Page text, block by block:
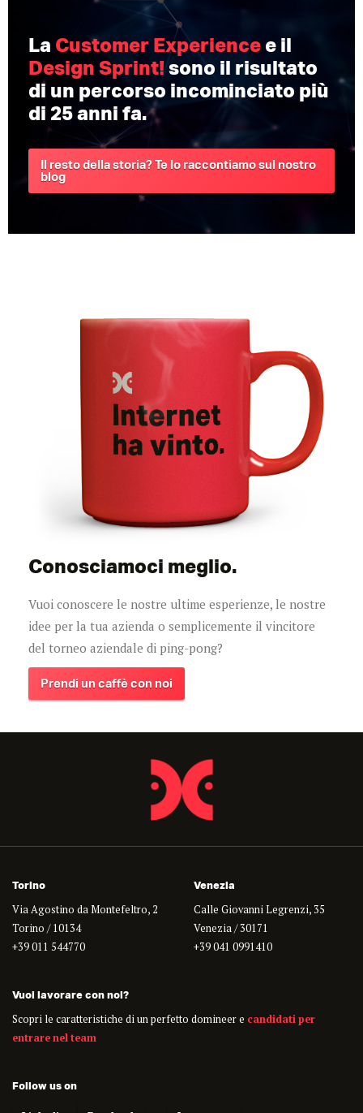
La Customer Experience e il
Design Sprint! sono il risultato
di un percorso incominciato più
di 25 anni fa.
Il resto della storia? Te lo raccontiamo sul nostro
blog
Conosciamoci meglio.
Vuoi conoscere le nostre ultime esperienze, le nostre
idee per la tua azienda o semplicemente il vincitore
del torneo aziendale di ping-pong?
Prendi un caffè con noi
Torino
Via Agostino da Montefeltro, 2
Torino / 10134
+39 011 544770
Venezia
Calle Giovanni Legrenzi, 35
Venezia / 30171
+39 041 0991410
Vuoi lavorare con noi?
Scopri le caratteristiche di un perfetto domineer e candidati per
entrare nel team
Follow us on